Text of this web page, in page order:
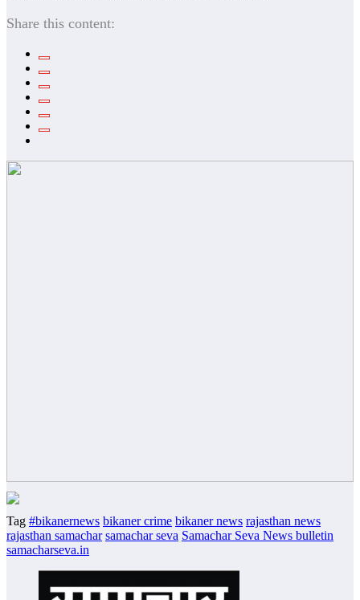
Share this content:
Tag #bikanernews bikaner crime bikaner news rajasthan news
rajasthan samachar samachar seva Samachar Seva News bulletin
samacharseva.in